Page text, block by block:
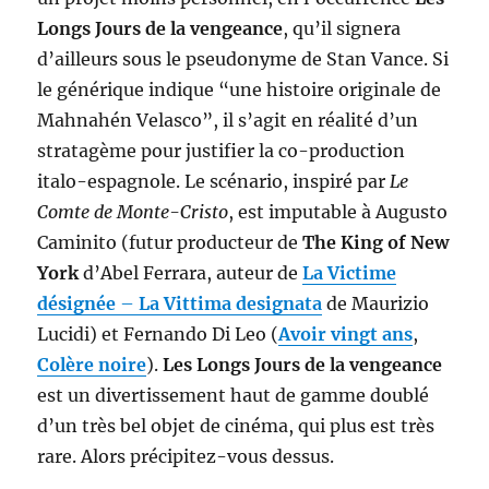
Longs Jours de la vengeance, qu’il signera
d’ailleurs sous le pseudonyme de Stan Vance. Si
le générique indique “une histoire originale de
Mahnahén Velasco”, il s’agit en réalité d’un
stratagème pour justifier la co-production
italo-espagnole. Le scénario, inspiré parLe
Comte de Monte-Cristo, est imputable à Augusto
Caminito (futur producteur deThe King of New
Yorkd’Abel Ferrara, auteur deLa Victime
désignée – La Vittima designata de Maurizio
Lucidi) et Fernando Di Leo (Avoir vingt ans,
Colère noire).Les Longs Jours de la vengeance
est un divertissement haut de gamme doublé
d’un très bel objet de cinéma, qui plus est très
rare. Alors précipitez-vous dessus.